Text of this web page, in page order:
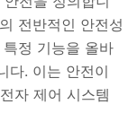
전반적인 안전성
정 기능을 올바
다. 이는 안전이
자 제어 시스템